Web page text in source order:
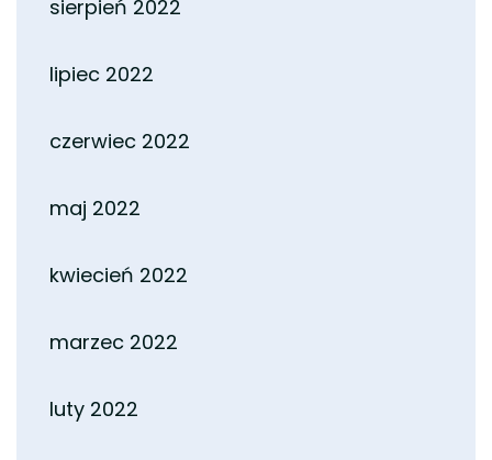
sierpień 2022
lipiec 2022
czerwiec 2022
maj 2022
kwiecień 2022
marzec 2022
luty 2022